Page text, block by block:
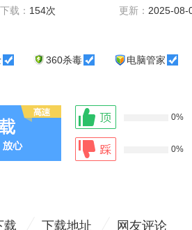
下载： 154次 更新： 2025-08-
360杀毒 电脑管家
0%
0%
载 下载地址 网友评论